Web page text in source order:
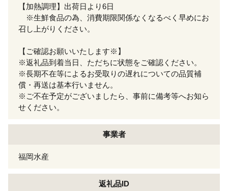
【加熱調理】出荷日より6日
※生鮮食品の為、消費期限関係なくなるべく早めにお
召し上がりください。
【ご確認お願いいたします※】
※返礼品到着当日、ただちに状態をご確認ください。
※長期不在等によるお受取りの遅れについての品質補
償・再送は基本行いません。
※ご不在予定がございましたら、事前に備考等へお知ら
せください。
事業者
福岡水産
返礼品ID